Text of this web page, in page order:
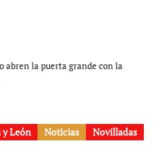
abren la puerta grande con la
León Noticias Novilladas